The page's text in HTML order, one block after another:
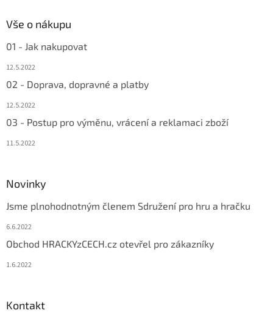
Vše o nákupu
01 - Jak nakupovat
12.5.2022
02 - Doprava, dopravné a platby
12.5.2022
03 - Postup pro výměnu, vrácení a reklamaci zboží
11.5.2022
Novinky
Jsme plnohodnotným členem Sdružení pro hru a hračku
6.6.2022
Obchod HRACKYzCECH.cz otevřel pro zákazníky
1.6.2022
Kontakt